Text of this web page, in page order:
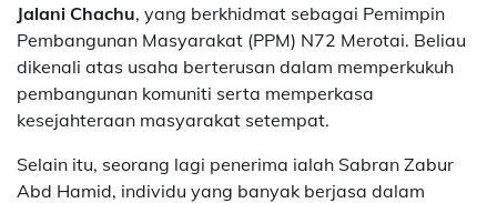
Jalani Chachu, yang berkhidmat sebagai Pemimpin
Pembangunan Masyarakat (PPM) N72 Merotai. Beliau
dikenali atas usaha berterusan dalam memperkukuh
pembangunan komuniti serta memperkasa
kesejahteraan masyarakat setempat.
Selain itu, seorang lagi penerima ialah Sabran Zabur
Abd Hamid, individu yang banyak berjasa dalam